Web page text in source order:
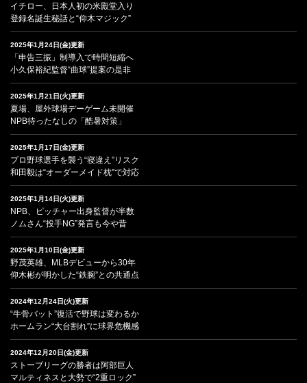
イチロー、日本人初の米殿堂入り
登録名誕生秘話と“仰木マジック”
2025年1月24日(金)更新
「申告三振」制導入で時間短縮へ
小久保裕紀監督“曲球”提案の是非
2025年1月21日(火)更新
夏場、屋外球場デーゲーム未開催
NPB待ったなしの「酷暑対策」
2025年1月17日(金)更新
プロ野球選手を襲う“寝違え”リスク
和田毅は“オーダーメイド枕”で対応
2025年1月14日(火)更新
NPB、ピッチャー出身監督が半数
ノムさん“投手NG”発言も今や昔
2025年1月10日(金)更新
野茂英雄、MLBデビューから30年
仰木彬が明かした“鉄腕”との共通点
2024年12月24日(火)更新
“牛骨バット”復活で野球は変わるか
ホームラン“大台割れ”に球界危機感
2024年12月20日(金)更新
ストーブリーグの勝者は阿部巨人
マルティネスと大勢で“2重ロック”